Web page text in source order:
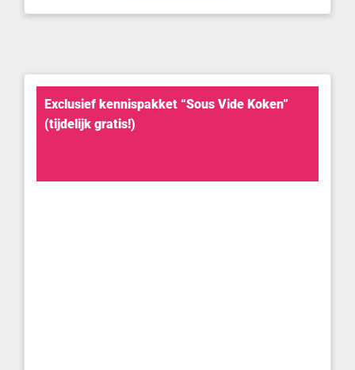
Exclusief kennispakket “Sous Vide Koken”
(tijdelijk gratis!)